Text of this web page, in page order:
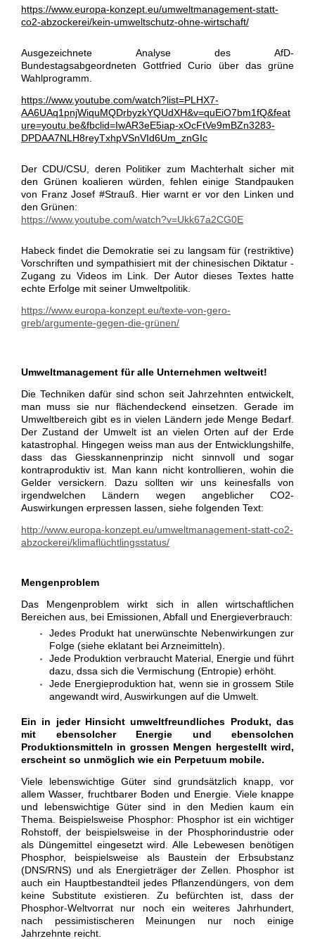
https://www.europa-konzept.eu/umweltmanagement-statt-
co2-abzockerei/kein-umweltschutz-ohne-wirtschaft/
Ausgezeichnete Analyse des AfD-
Bundestagsabgeordneten Gottfried Curio über das grüne
Wahlprogramm.
https://www.youtube.com/watch?list=PLHX7-
AA6UAq1pnjWiquMQDrbyzkYQUdXH&v=quEiO7bm1fQ&feat
ure=youtu.be&fbclid=IwAR3eE5iap-xOcFtVe9mBZn3283-
DPDAA7NLH8reyTxhpVSnVId6Um_znGIc
Der CDU/CSU, deren Politiker zum Machterhalt sicher mit
den Grünen koalieren würden, fehlen einige Standpauken
von Franz Josef #Strauß. Hier warnt er vor den Linken und
den Grünen:
https://www.youtube.com/watch?v=Ukk67a2CG0E
Habeck findet die Demokratie sei zu langsam für (restriktive)
Vorschriften und sympathisiert mit der chinesischen Diktatur -
Zugang zu Videos im Link. Der Autor dieses Textes hatte
echte Erfolge mit seiner Umweltpolitik.
https://www.europa-konzept.eu/texte-von-gero-
greb/argumente-gegen-die-grünen/
Umweltmanagement für alle Unternehmen weltweit!
Die Techniken dafür sind schon seit Jahrzehnten entwickelt,
man muss sie nur flächendeckend einsetzen. Gerade im
Umweltbereich gibt es in vielen Ländern jede Menge Bedarf.
Der Zustand der Umwelt ist an vielen Orten auf der Erde
katastrophal. Hingegen weiss man aus der Entwicklungshilfe,
dass das Giesskannenprinzip nicht sinnvoll und sogar
kontraproduktiv ist. Man kann nicht kontrollieren, wohin die
Gelder versickern. Dazu sollten wir uns keinesfalls von
irgendwelchen Ländern wegen angeblicher CO2-
Auswirkungen erpressen lassen, siehe folgenden Text:
http://www.europa-konzept.eu/umweltmanagement-statt-co2-
abzockerei/klimaflüchtlingsstatus/
Mengenproblem
Das Mengenproblem wirkt sich in allen wirtschaftlichen
Bereichen aus, bei Emissionen, Abfall und Energieverbrauch:
Jedes Produkt hat unerwünschte Nebenwirkungen zur
Folge (siehe eklatant bei Arzneimitteln).
Jede Produktion verbraucht Material, Energie und führt
dazu, dssa sich die Vermischung (Entropie) erhöht.
Jede Energieproduktion hat, wenn sie in grossem Stile
angewandt wird, Auswirkungen auf die Umwelt.
Ein in jeder Hinsicht umweltfreundliches Produkt, das
mit ebensolcher Energie und ebensolchen
Produktionsmitteln in grossen Mengen hergestellt wird,
erscheint so unmöglich wie ein Perpetuum mobile.
Viele lebenswichtige Güter sind grundsätzlich knapp, vor
allem Wasser, fruchtbarer Boden und Energie. Viele knappe
und lebenswichtige Güter sind in den Medien kaum ein
Thema. Beispielsweise Phosphor: Phosphor ist ein wichtiger
Rohstoff, der beispielsweise in der Phosphorindustrie oder
als Düngemittel eingesetzt wird. Alle Lebewesen benötigen
Phosphor, beispielsweise als Baustein der Erbsubstanz
(DNS/RNS) und als Energieträger der Zellen. Phosphor ist
auch ein Hauptbestandteil jedes Pflanzendüngers, von dem
keine Substitute existieren. Zu befürchten ist, dass der
Phosphor-Weltvorrat nur noch ein weiteres Jahrhundert,
nach pessimistischeren Meinungen nur noch einige
Jahrzehnte reicht.